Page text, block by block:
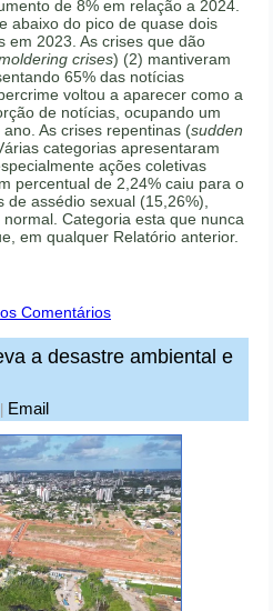
de 8% em relação a 2024.
abaixo do pico de quase dois
em 2023. As crises que dão
crises) (2) mantiveram
65% das notícias
voltou a aparecer como a
de notícias, ocupando um
As crises repentinas (sudden
categorias apresentaram
ações coletivas
percentual de 2,24% caiu para o
assédio sexual (15,26%),
Categoria esta que nunca
em qualquer Relatório anterior.
Comentários
a desastre ambiental e
Email